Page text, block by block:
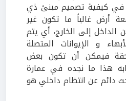
في كيفية تصميم مبنىً ذي
أرض غالباً ما تكون غير
الداخل إلى الخارج، أي يتم
و الإيوانات المتصلة
فيمكن أن تكون بعض
هذا ما نجده في عمارة
دائم عن انتظام داخلي هو